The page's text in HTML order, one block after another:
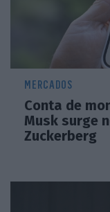
MERCADOS
Conta de
Musk surge
Zuckerberg